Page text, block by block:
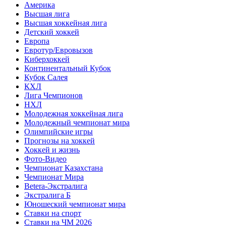
Америка
Высшая лига
Высшая хоккейная лига
Детский хоккей
Европа
Евротур/Евровызов
Киберхоккей
Континентальный Кубок
Кубок Салея
КХЛ
Лига Чемпионов
НХЛ
Молодежная хоккейная лига
Молодежный чемпионат мира
Олимпийские игры
Прогнозы на хоккей
Хоккей и жизнь
Фото-Видео
Чемпионат Казахстана
Чемпионат Мира
Betera-Экстралига
Экстралига Б
Юношеский чемпионат мира
Ставки на спорт
Ставки на ЧМ 2026